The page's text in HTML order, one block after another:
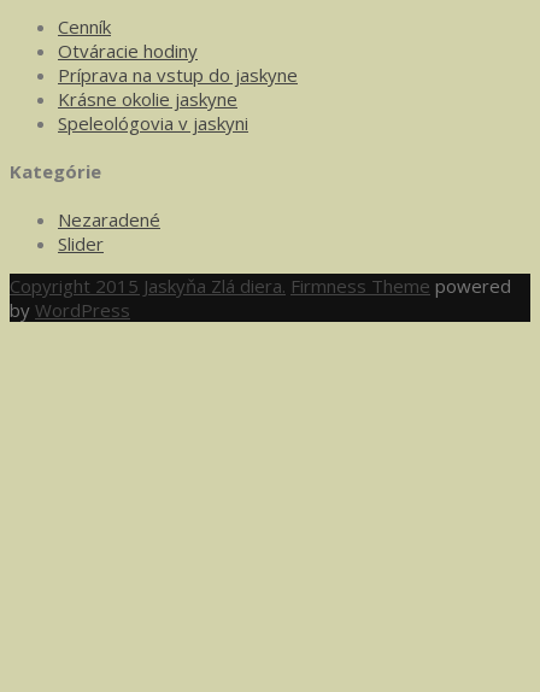
Cenník
Otváracie hodiny
Príprava na vstup do jaskyne
Krásne okolie jaskyne
Speleológovia v jaskyni
Kategórie
Nezaradené
Slider
Copyright 2015 Jaskyňa Zlá diera. Firmness Theme powered
by WordPress